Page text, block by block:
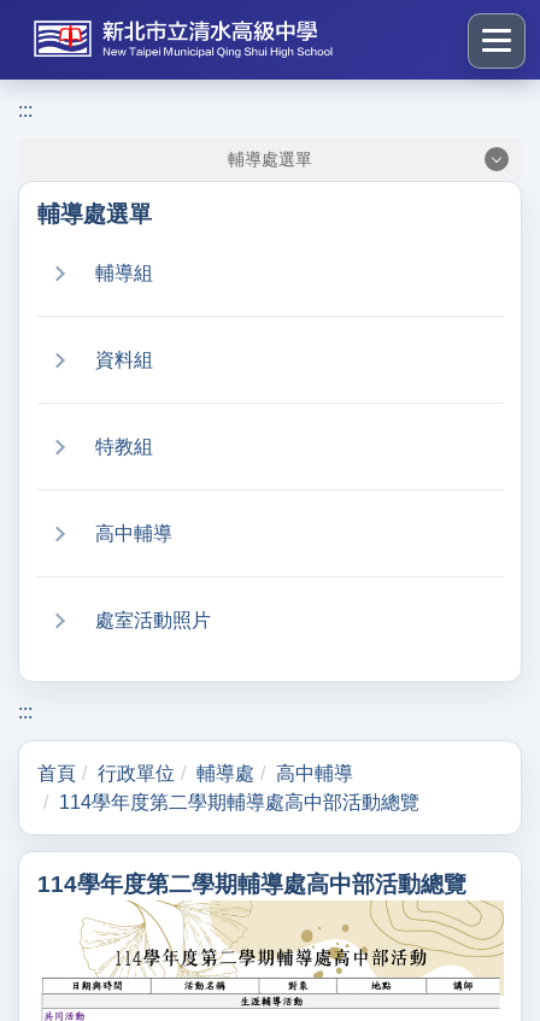
到
區
塊
:::
輔導處選單
輔導處選單
輔導組
資料組
特教組
高中輔導
處室活動照片
:::
首頁 行政單位 輔導處
高中輔導
114學年度第二學期輔導處高中部活動總覽
114學年度第二學期輔導處高中部活動總覽